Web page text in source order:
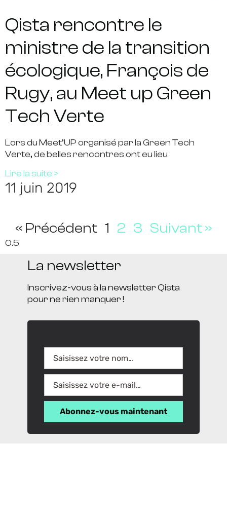
Qista rencontre le
ministre de la transition
écologique, François de
Rugy, au Meet up Green
Tech Verte
Lors du Meet’UP organisé par la Green Tech
Verte, de belles rencontres ont eu lieu
Lire la suite >
11 juin 2019
« Précédent 1 2 3 Suivant »
La newsletter
Inscrivez-vous à la newsletter Qista
pour ne rien manquer !